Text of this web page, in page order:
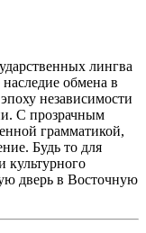
лингва
обмена в
независимости
С прозрачным
грамматикой,
Будь то для
культурного
дверь в Восточную